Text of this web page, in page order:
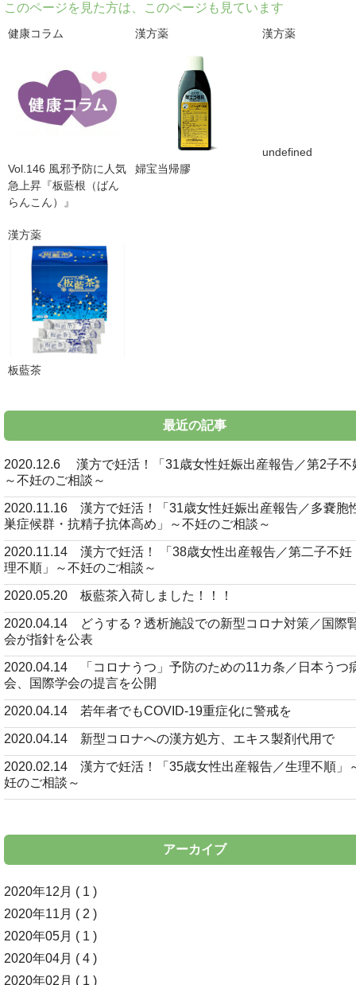
このページを見た方は、このページも見ています
健康コラム
Vol.146 風邪予防に人気
急上昇『板藍根（ばん
らんこん）』
漢方薬
婦宝当帰膠
漢方薬
undefined
漢方薬
板藍茶
最近の記事
2020.12.6 漢方で妊活！「31歳女性妊娠出産報告／第2子不
～不妊のご相談～
2020.11.16 漢方で妊活！「31歳女性妊娠出産報告／多嚢胞
巣症候群・抗精子抗体高め」～不妊のご相談～
2020.11.14 漢方で妊活！ 「38歳女性出産報告／第二子不妊
理不順」～不妊のご相談～
2020.05.20 板藍茶入荷しました！！！
2020.04.14 どうする？透析施設での新型コロナ対策／国際
会が指針を公表
2020.04.14 「コロナうつ」予防のための11カ条／日本うつ
会、国際学会の提言を公開
2020.04.14 若年者でもCOVID-19重症化に警戒を
2020.04.14 新型コロナへの漢方処方、エキス製剤代用で
2020.02.14 漢方で妊活！「35歳女性出産報告／生理不順」
妊のご相談～
アーカイブ
2020年12月 ( 1 )
2020年11月 ( 2 )
2020年05月 ( 1 )
2020年04月 ( 4 )
2020年02月 ( 1 )